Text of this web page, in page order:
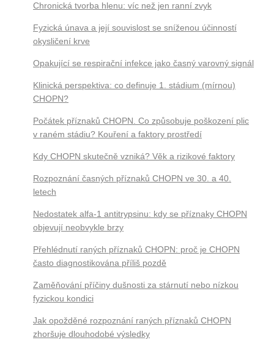
Chronická tvorba hlenu: víc než jen ranní zvyk
Fyzická únava a její souvislost se sníženou účinností
okysličení krve
Opakující se respirační infekce jako časný varovný signál
Klinická perspektiva: co definuje 1. stádium (mírnou)
CHOPN?
Počátek příznaků CHOPN. Co způsobuje poškození plic
v raném stádiu? Kouření a faktory prostředí
Kdy CHOPN skutečně vzniká? Věk a rizikové faktory
Rozpoznání časných příznaků CHOPN ve 30. a 40.
letech
Nedostatek alfa-1 antitrypsinu: kdy se příznaky CHOPN
objevují neobvykle brzy
Přehlédnutí raných příznaků CHOPN: proč je CHOPN
často diagnostikována příliš pozdě
Zaměňování příčiny dušnosti za stárnutí nebo nízkou
fyzickou kondici
Jak opožděné rozpoznání raných příznaků CHOPN
zhoršuje dlouhodobé výsledky